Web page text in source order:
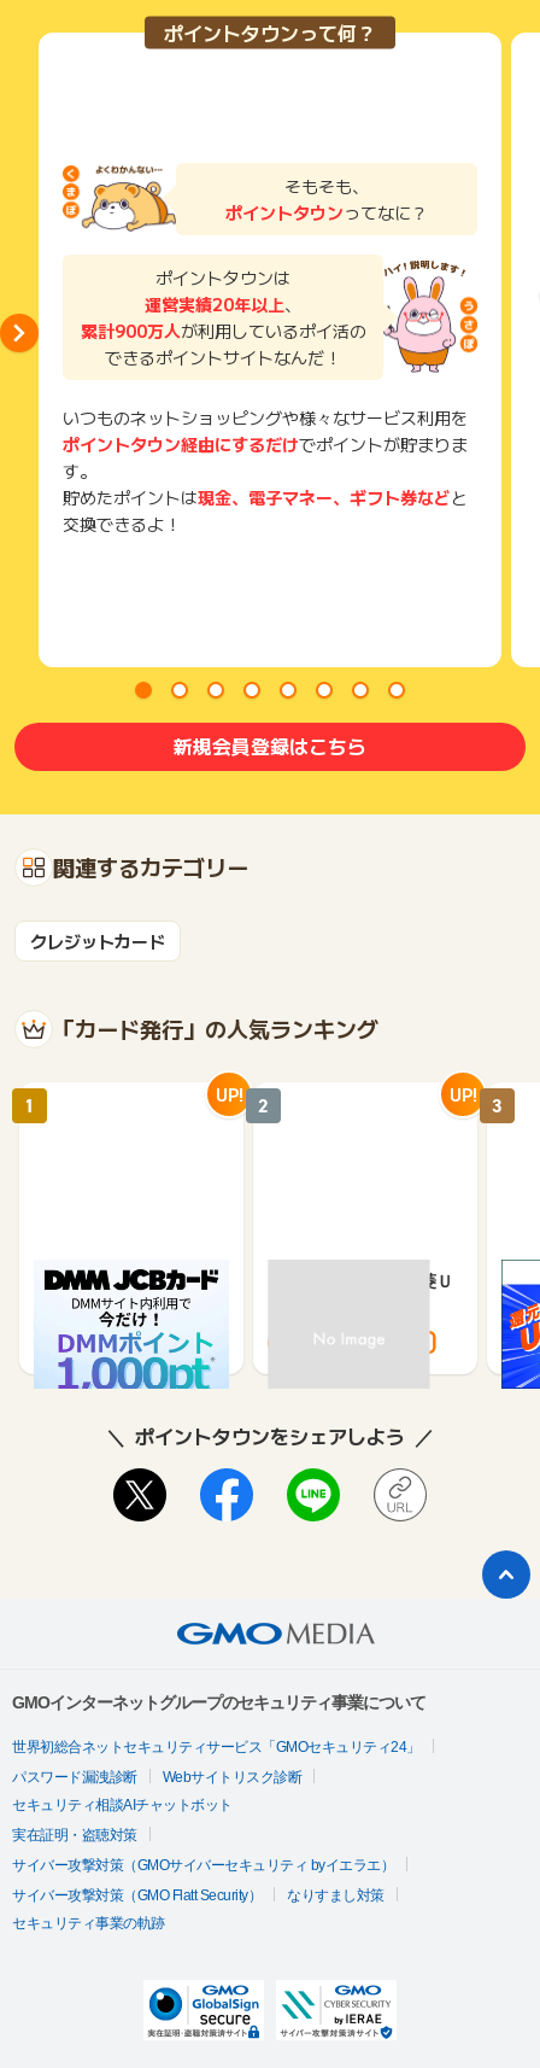
申し込み番号がない場合は、お問い合わせ確認は不可とさせて
頂きます。
※お申込み日から半年以上経過している場合、ポイントに関する
お問合せを承ることができません。あらかじめご了承くださ
※ポイントに関するお問い合わせは、
ポイントタウンのサポート
までお問い合わせください。ポイントについて、広告主に直接
お問い合わせをした場合、ポイント獲得対象外となる場合がご
ざいます。
(※) SafariやChromeなどwebサイトを表示するアプリのこと
基本還元率1%、特約店では最大10%還元、年間100万円利用
支払いをこの1枚にまとめるだけで、ポイントがどんどん貯ま
る楽しさを実感してください。
スマートにお得な生活をスタートさせたいなら、【三井住友カ
ード プラチナプリファード】に入会して、ワンランク上のクレ
ジットカードライフを始めましょう！
※1 対象取引や算定期間等の実際の適用条件などの詳細は、三井
住友カードのホームページを必ずご確認ください。
※2 条件あり。詳細は三井住友カード公式HPをご確認くださ
ポイントタウンって何？
そもそも、
ポイントタウンってなに？
ポイントタウンは
運営実績20年以上、
累計900万人が利用しているポイ活の
できるポイントサイトなんだ！
いつものネットショッピングや様々なサービス利用を
ポイントタウン経由にするだけでポイントが貯まりま
す。
貯めたポイントは現金、電子マネー、ギフト券などと
交換できるよ！
新規会員登録はこちら
関連するカテゴリー
クレジットカード
「カード発行」の人気ランキング
DMM JCBカード（発
3,000 5,500
1 UP!
【過去最高還元】三菱Ｕ
8,000 12,000
2 UP!
※合
※【
シ
3
ポイントタウンをシェアしよう
GMOインターネットグループのセキュリティ事業について
世界初総合ネットセキュリティサービス「GMOセキュリティ24」
パスワード漏洩診断
Webサイトリスク診断
セキュリティ相談AIチャットボット
実在証明・盗聴対策
サイバー攻撃対策（GMOサイバーセキュリティ byイエラエ）
サイバー攻撃対策（GMO Flatt Security）
なりすまし対策
セキュリティ事業の軌跡